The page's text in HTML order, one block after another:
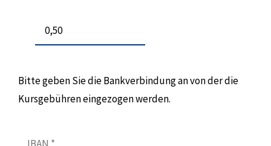
Bitte geben Sie die Bankverbindung an von der die
Kursgebühren eingezogen werden.